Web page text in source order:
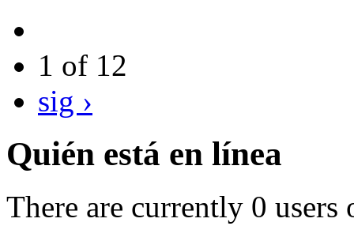
1 of 12
sig ›
Quién está en línea
There are currently 0 users